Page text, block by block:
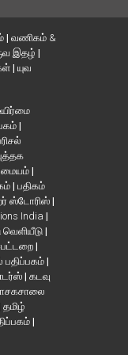
| வணிகம் &
இதழ் |
| யுவ
|
மையம்|
| பதிகம்
ஸ்டோரிஸ் |
India |
வெளியீடு|
|
|
| கடவு
தமிழ்
|